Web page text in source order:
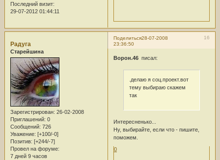
Последний визит:
29-07-2012 01:44:11
Поделиться 16
28-07-2008
23:36:50
Радуга
Старейшина
Зарегистрирован: 26-02-2008
Приглашений: 0
Сообщений: 726
Уважение: [+100/-0]
Позитив: [+244/-7]
Провел на форуме:
7 дней 9 часов
Ворон.46писал:
.делаю я соц.проект.вот
тему выбираю скажем
так
Интересненько...
Ну, выбирайте, если что - пишите,
поможем.
0